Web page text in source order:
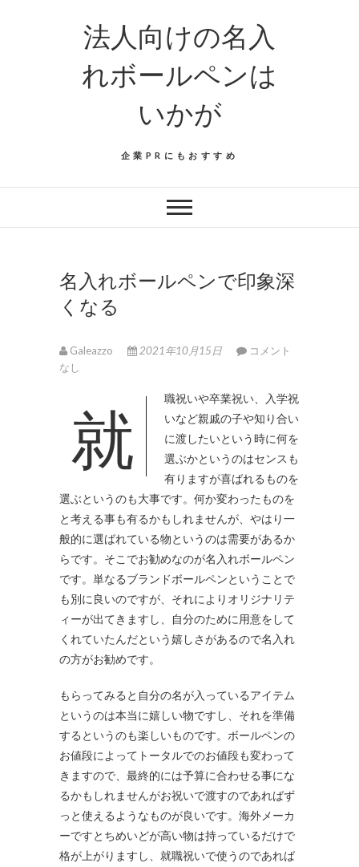
法人向けの名入
れボールペンは
いかが
企業PRにもおすすめ
名入れボールペンで印象深
くなる
Galeazzo 2021年10月15日
コメント
なし
就職祝いや卒業祝い、入学祝
いなど親戚の子や知り合い
に渡したいという時に何を
選ぶかというのはセンスも
有りますが喜ばれるものを
選ぶというのも大事です。 何か変わったものを
と考える事も有るかもしれませんが、やはり一
般的に選ばれている物というのは需要があるか
らです。そこでお勧めなのが名入れボールペン
です。単なるブランドボールペンということで
も別に良いのですが、それによりオリジナリテ
ィーが出てきますし、自分のために用意をして
くれていたんだという嬉しさがあるので名入れ
の方がお勧めです。
もらってみると自分の名が入っているアイテム
というのは本当に嬉しい物ですし、それを準備
するというのも楽しいものです。ボールペンの
お値段によってトータルでのお値段も変わって
きますので、最終的には予算に合わせる事にな
るかもしれませんがお祝いで渡すのであればず
っと使えるようなものが良いです。海外メーカ
ーですとちめいどが高い物は持っているだけで
格が上がりますし、就職祝いで使うのであれば